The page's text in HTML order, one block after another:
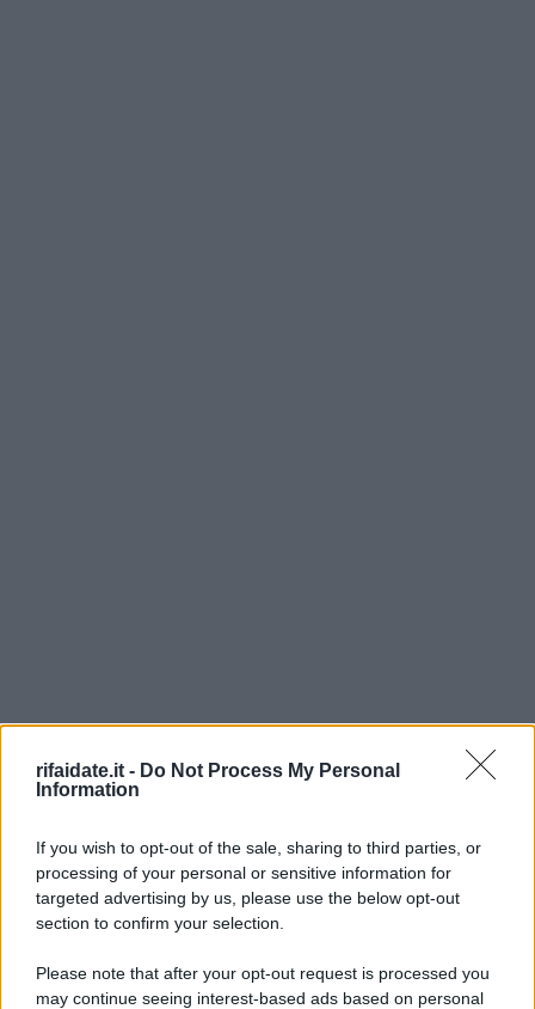
rifaidate.it - Do Not Process My Personal
Information
If you wish to opt-out of the sale, sharing to third parties, or
processing of your personal or sensitive information for
targeted advertising by us, please use the below opt-out
section to confirm your selection.
Please note that after your opt-out request is processed you
may continue seeing interest-based ads based on personal